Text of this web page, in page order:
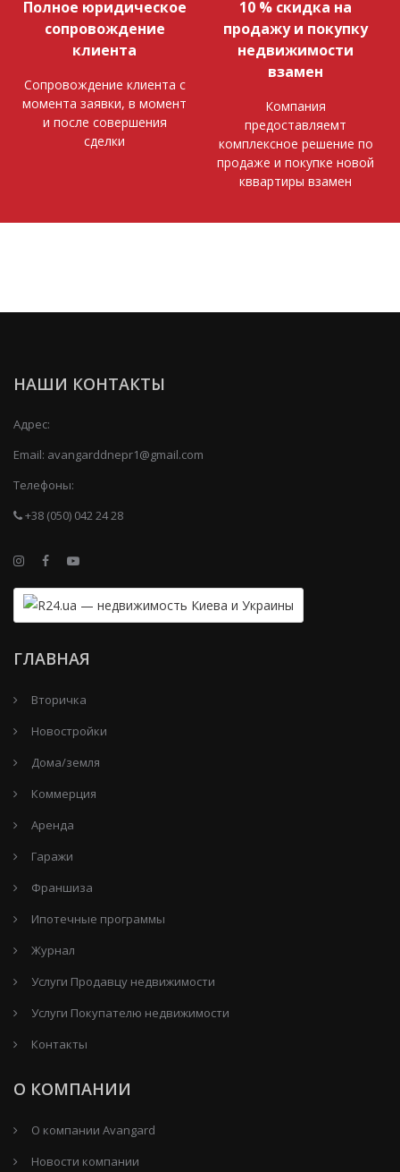
Полное юридическое
сопровождение
клиента
Сопровождение клиента с
момента заявки, в момент
и после совершения
сделки
10 % скидка на
продажу и покупку
недвижимости
взамен
Компания
предоставляемт
комплексное решение по
продаже и покупке новой
кввартиры взамен
НАШИ КОНТАКТЫ
Адрес:
Email: avangarddnepr1@gmail.com
Телефоны:
+38 (050) 042 24 28
ГЛАВНАЯ
Вторичка
Новостройки
Дома/земля
Коммерция
Аренда
Гаражи
Франшиза
Ипотечные программы
Журнал
Услуги Продавцу недвижимости
Услуги Покупателю недвижимости
Контакты
О КОМПАНИИ
О компании Avangard
Новости компании